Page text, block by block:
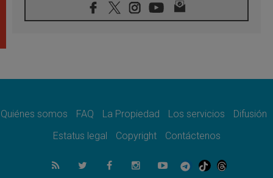
08.08.2026
En Venezuela celebraron los 416 años del
08.08.2026
07.08.2026
se convierte en diócesis
Honduras: Los desplazados invisibles de una
crisis olvidada
Quiénes somos FAQ La Propiedad Los servicios
Difusión
Estatus legal
Copyright Contáctenos